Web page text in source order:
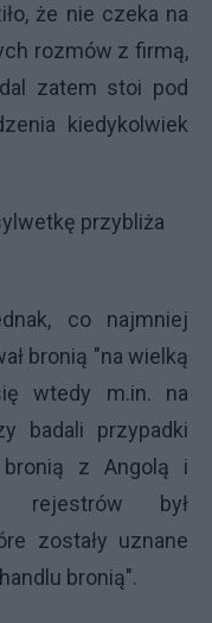
że nie czeka na
rozmów z firmą,
zatem stoi pod
kiedykolwiek
przybliża
co najmniej
bronią "na wielką
wtedy m.in. na
badali przypadki
bronią z Angolą i
rejestrów był
zostały uznane
bronią".